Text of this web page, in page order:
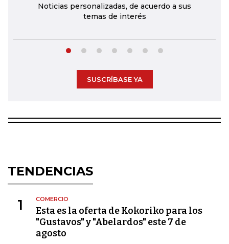
Noticias personalizadas, de acuerdo a sus
temas de interés
SUSCRÍBASE YA
TENDENCIAS
1 COMERCIO
Esta es la oferta de Kokoriko para los
"Gustavos" y "Abelardos" este 7 de
agosto